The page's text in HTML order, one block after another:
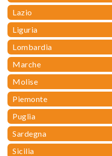
Lazio
Liguria
Lombardia
Marche
Molise
Piemonte
Puglia
Sardegna
Sicilia